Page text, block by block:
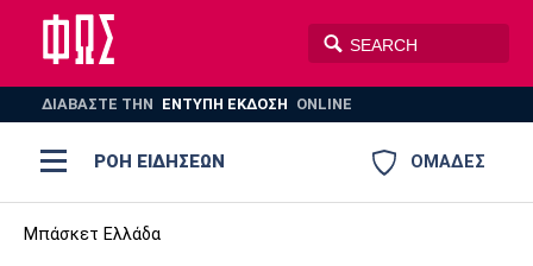
ΔΙΑΒΑΣΤΕ THN ΕΝΤΥΠΗ ΕΚΔΟΣΗ ONLINE
ΟΜΑΔΕΣ
ΡΟΗ ΕΙΔΗΣΕΩΝ
ΠΟΔΟΣΦΑΙΡΟ
Ποδόσφαιρο
Μπάσκετ Ελλάδα